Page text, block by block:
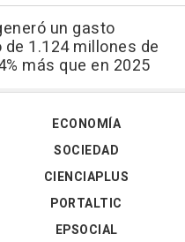
un gasto
1.124 millones de
más que en 2025
ECONOMÍA
SOCIEDAD
CIENCIAPLUS
PORTALTIC
EPSOCIAL